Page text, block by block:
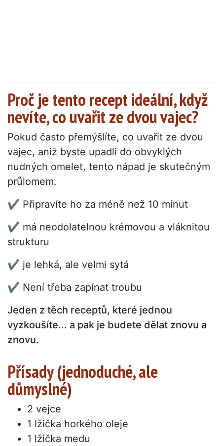
Proč je tento recept ideální, když
nevíte, co uvařit ze dvou vajec?
Pokud často přemýšlíte, co uvařit ze dvou
vajec, aniž byste upadli do obvyklých
nudných omelet, tento nápad je skutečným
průlomem.
✔ Připravíte ho za méně než 10 minut
✔ má neodolatelnou krémovou a vláknitou
strukturu
✔ je lehká, ale velmi sytá
✔ Není třeba zapínat troubu
Jeden z těch receptů, které jednou
vyzkoušíte... a pak je budete dělat znovu a
znovu.
Přísady (jednoduché, ale
důmyslné)
2 vejce
1 lžička horkého oleje
1 lžička medu